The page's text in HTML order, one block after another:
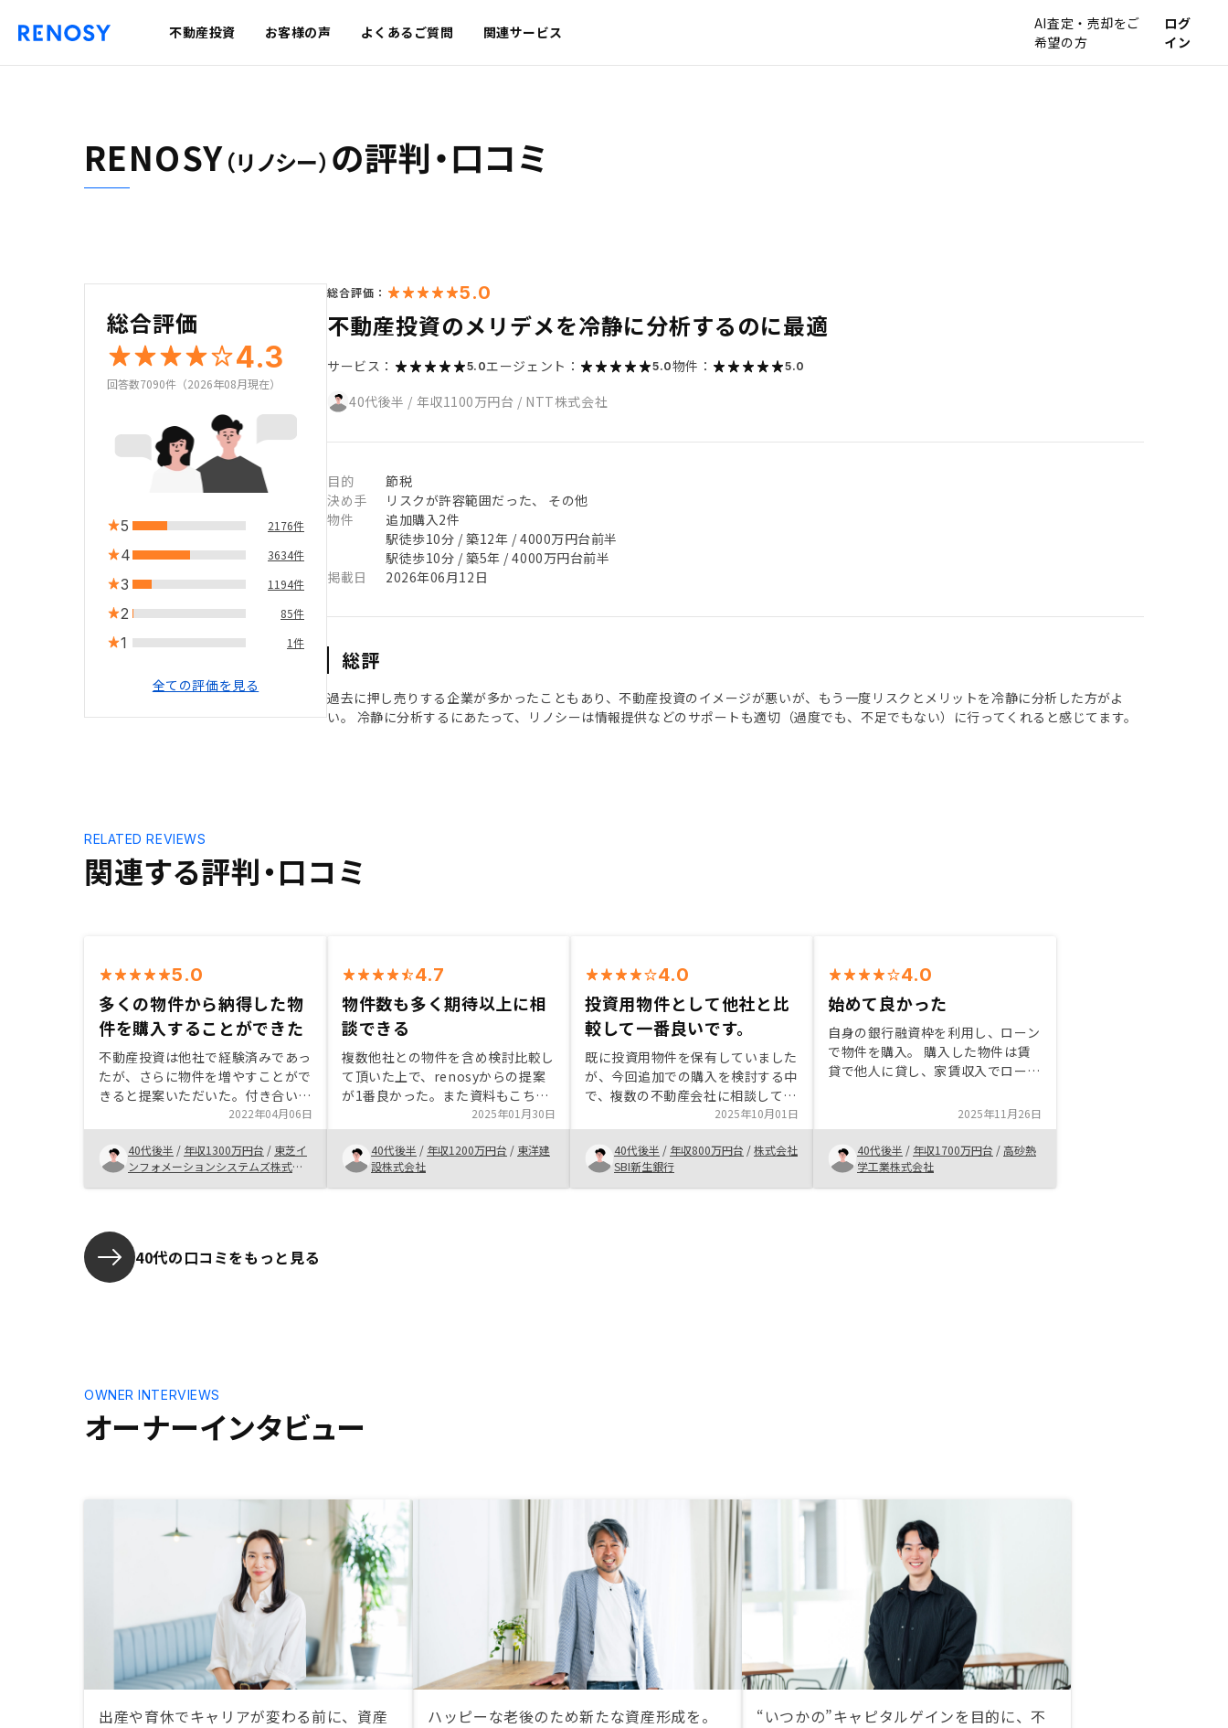
不動産投資 お客様の声 よくあるご質問 関連サービス
AI査定・売却をご
希望の方
ログ
イン
RENOSY（リノシー） の評判・口コミ
総合評価
4.3
回答数7090件（2026年08月現在）
5 2176件
4 3634件
3 1194件
2 85件
1 1件
全ての評価を見る
総合評価： 5.0
不動産投資のメリデメを冷静に分析するのに最適
サービス： 5.0エージェント： 5.0物件： 5.0
40代後半 / 年収1100万円台 / NTT株式会社
目的
節税
決め手
リスクが許容範囲だった、 その他
物件
追加購入2件
駅徒歩10分 / 築12年 / 4000万円台前半
駅徒歩10分 / 築5年 / 4000万円台前半
掲載日
2026年06月12日
総評
過去に押し売りする企業が多かったこともあり、不動産投資のイメージが悪いが、もう一度リスクとメリットを冷静に分析した方がよ
い。 冷静に分析するにあたって、リノシーは情報提供などのサポートも適切（過度でも、不足でもない）に行ってくれると感じてます。
関連する評判・口コミ
RELATED REVIEWS
5.0
多くの物件から納得した物
件を購入することができた
不動産投資は他社で経験済みであっ
たが、さらに物件を増やすことがで
きると提案いただいた。付き合いの
ある会社に提案いただくことも可能
であったが、物件の選択数の多さ
や、アプリでの管理、物件購入後の
サポート体制がしっかりしている点
などから、RENOSYで購入すること
2022年04月06日
40代後半 / 年収1300万円台 / 東芝イ
ンフォメーションシステムズ株式会
4.7
物件数も多く期待以上に相
談できる
複数他社との物件を含め検討比較し
て頂いた上で、renosyからの提案
が1番良かった。また資料もこちら
が要望するものに1番近いものであ
り、必要なことが網羅されていて、
他社よりも具体的でリスク分析もひ
と目で分かるような資料になってい
る。特にない
2025年01月30日
40代後半 / 年収1200万円台 / 東洋建
設株式会社
4.0
投資用物件として他社と比
較して一番良いです。
既に投資用物件を保有していました
が、今回追加での購入を検討する中
で、複数の不動産会社に相談してい
て、その中の一つがリノシーさんで
した。 物件の利回りなど一番良い
と思い、購入を決めました。ご担当
者の知識の深さやご説明の明快さも
一番良かったです。 主担当の方と
2025年10月01日
40代後半 / 年収800万円台 /株式会社
SBI新生銀行
4.0
始めて良かった
自身の銀行融資枠を利用し、ローン
で物件を購入。 購入した物件は賃
貸で他人に貸し、家賃収入でローン
合、売却時の物件価格ーローン残高
＝利益となる。 購入後数年間は減
価償却費として経費計上でき、所得
税は還付され、住民税は安くなる。
ローンは団体信用保険に入るため、
2025年11月26日
40代後半 / 年収1700万円台 /高砂熱
学工業株式会社
40代の口コミをもっと見る
オーナーインタビュー
OWNER INTERVIEWS
出産や育休でキャリアが変わる前に、資産
ハッピーな老後のため新たな資産形成を。
“いつかの”キャピタルゲインを目的に、不